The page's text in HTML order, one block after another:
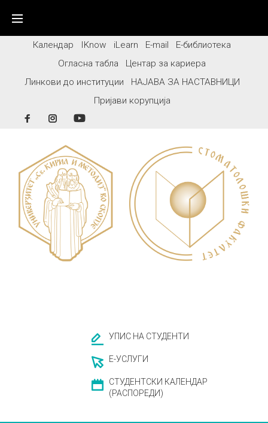
contentКалендар IKnow iLearn E-mail
Е-библиотека
Огласна табла
Центар за кариера
Линкови до институции
НАЈАВА ЗА НАСТАВНИЦИ
Пријави корупција
FacebookInstagram
УПИС НА СТУДЕНТИ
Е-УСЛУГИ
СТУДЕНТСКИ КАЛЕНДАР
(РАСПОРЕДИ)